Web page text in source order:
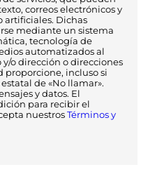
correos electrónicos y
artificiales. Dichas
mediante un sistema
tecnología de
automatizados al
o dirección o direcciones
proporcione, incluso si
de «No llamar».
y datos. El
para recibir el
nuestros Términos y